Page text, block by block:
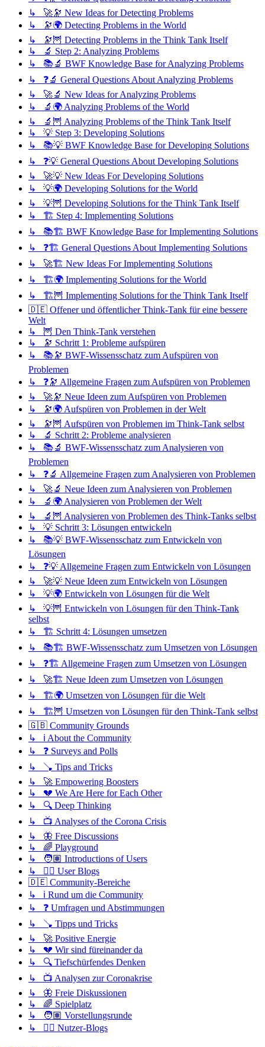
↳ 🚀🔭 New Ideas for Detecting Problems
↳ 🔭🌍 Detecting Problems in the World
↳ 🔭🦉 Detecting Problems in the Think Tank Itself
↳ 🔬 Step 2: Analyzing Problems
↳ 📚🔬 BWF Knowledge Base for Analyzing Problems
↳ ❓🔬 General Questions About Analyzing Problems
↳ 🚀🔬 New Ideas for Analyzing Problems
↳ 🔬🌍 Analyzing Problems of the World
↳ 🔬🦉 Analyzing Problems of the Think Tank Itself
↳ 💡 Step 3: Developing Solutions
↳ 📚💡 BWF Knowledge Base for Developing Solutions
↳ ❓💡 General Questions About Developing Solutions
↳ 🚀💡 New Ideas For Developing Solutions
↳ 💡🌍 Developing Solutions for the World
↳ 💡🦉 Developing Solutions for the Think Tank Itself
↳ 🏗️ Step 4: Implementing Solutions
↳ 📚🏗️ BWF Knowledge Base for Implementing Solutions
↳ ❓🏗️ General Questions About Implementing Solutions
↳ 🚀🏗️ New Ideas For Implementing Solutions
↳ 🏗️🌍 Implementing Solutions for the World
↳ 🏗️🦉 Implementing Solutions for the Think Tank Itself
🇩🇪 Offener und öffentlicher Think-Tank für eine bessere
Welt
↳ 🦉 Den Think-Tank verstehen
↳ 🔭 Schritt 1: Probleme aufspüren
↳ 📚🔭 BWF-Wissensschatz zum Aufspüren von
Problemen
↳ ❓🔭 Allgemeine Fragen zum Aufspüren von Problemen
↳ 🚀🔭 Neue Ideen zum Aufspüren von Problemen
↳ 🔭🌍 Aufspüren von Problemen in der Welt
↳ 🔭🦉 Aufspüren von Problemen im Think-Tank selbst
↳ 🔬 Schritt 2: Probleme analysieren
↳ 📚🔬 BWF-Wissensschatz zum Analysieren von
Problemen
↳ ❓🔬 Allgemeine Fragen zum Analysieren von Problemen
↳ 🚀🔬 Neue Ideen zum Analysieren von Problemen
↳ 🔬🌍 Analysieren von Problemen der Welt
↳ 🔬🦉 Analysieren von Problemen des Think-Tanks selbst
↳ 💡 Schritt 3: Lösungen entwickeln
↳ 📚💡 BWF-Wissensschatz zum Entwickeln von
Lösungen
↳ ❓💡 Allgemeine Fragen zum Entwickeln von Lösungen
↳ 🚀💡 Neue Ideen zum Entwickeln von Lösungen
↳ 💡🌍 Entwickeln von Lösungen für die Welt
↳ 💡🦉 Entwickeln von Lösungen für den Think-Tank
selbst
↳ 🏗️ Schritt 4: Lösungen umsetzen
↳ 📚🏗️ BWF-Wissensschatz zum Umsetzen von Lösungen
↳ ❓🏗️ Allgemeine Fragen zum Umsetzen von Lösungen
↳ 🚀🏗️ Neue Ideen zum Umsetzen von Lösungen
↳ 🏗️🌍 Umsetzen von Lösungen für die Welt
↳ 🏗️🦉 Umsetzen von Lösungen für den Think-Tank selbst
🇬🇧 Community Grounds
↳ ℹ️ About the Community
↳ ❓ Surveys and Polls
↳ 🪠 Tips and Tricks
↳ 🚀 Empowering Boosters
↳ 💔 We Are Here for Each Other
↳ 🔍 Deep Thinking
↳ 📺 Analyses of the Corona Crisis
↳ 🦋 Free Discussions
↳ 🌈 Playground
↳ 🧑🏽 Introductions of Users
↳ ✍🏽 User Blogs
🇩🇪 Community-Bereiche
↳ ℹ️ Rund um die Community
↳ ❓ Umfragen und Abstimmungen
↳ 🪠 Tipps und Tricks
↳ 🚀 Positive Energie
↳ 💔 Wir sind füreinander da
↳ 🔍 Tiefschürfendes Denken
↳ 📺 Analysen zur Coronakrise
↳ 🦋 Freie Diskussionen
↳ 🌈 Spielplatz
↳ 🧑🏽 Vorstellungsrunde
↳ ✍🏽 Nutzer-Blogs